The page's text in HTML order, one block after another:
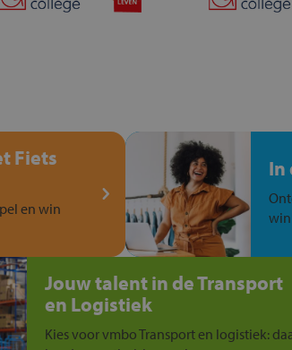
Fiets
en win
In
Jouw talent in de Transport
en Logistiek
Kies voor vmbo Transport en logistiek: